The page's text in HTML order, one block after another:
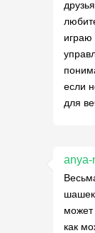
играю
если
для
anya-
может
как